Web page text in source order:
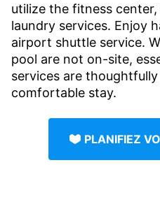
utilize the fitness
laundry services. Enjoy
airport shuttle service.
pool are not on-site,
services are
comfortable stay.
PLANIFIEZ